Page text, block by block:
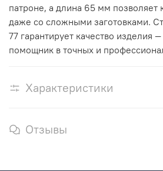
патроне, а длина 65 мм позволяет
даже со сложными заготовками.
77 гарантирует качество изделия
помощник в точных и
Характеристики
Отзывы